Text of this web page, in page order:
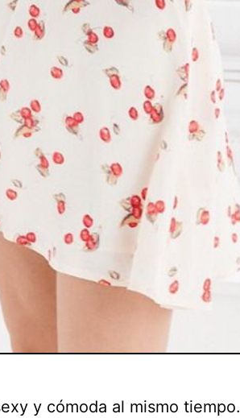
y cómoda al mismo tiempo.